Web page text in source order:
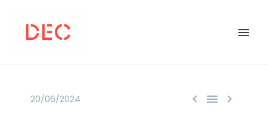
  
20/06/2024